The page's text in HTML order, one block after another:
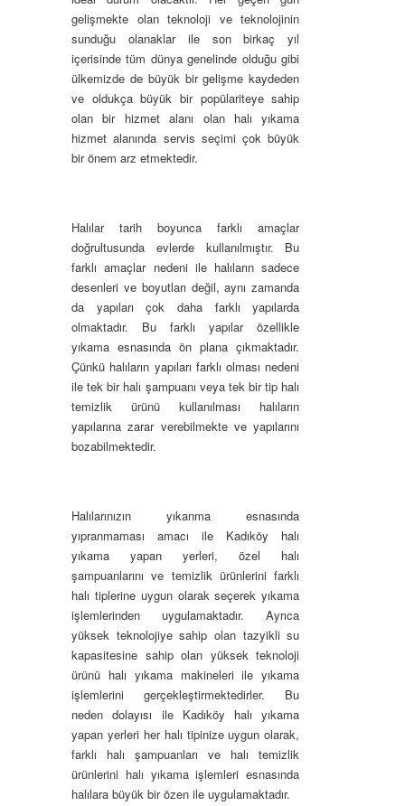
gelişmekte olan teknoloji ve teknolojinin
sunduğu olanaklar ile son birkaç yıl
içerisinde tüm dünya genelinde olduğu gibi
ülkemizde de büyük bir gelişme kaydeden
ve oldukça büyük bir popülariteye sahip
olan bir hizmet alanı olan halı yıkama
hizmet alanında servis seçimi çok büyük
bir önem arz etmektedir.
Halılar tarih boyunca farklı amaçlar
doğrultusunda evlerde kullanılmıştır. Bu
farklı amaçlar nedeni ile halıların sadece
desenleri ve boyutları değil, aynı zamanda
da yapıları çok daha farklı yapılarda
olmaktadır. Bu farklı yapılar özellikle
yıkama esnasında ön plana çıkmaktadır.
Çünkü halıların yapıları farklı olması nedeni
ile tek bir halı şampuanı veya tek bir tip halı
temizlik ürünü kullanılması halıların
yapılarına zarar verebilmekte ve yapılarını
bozabilmektedir.
Halılarınızın yıkanma esnasında
yıpranmaması amacı ile Kadıköy halı
yıkama yapan yerleri, özel halı
şampuanlarını ve temizlik ürünlerini farklı
halı tiplerine uygun olarak seçerek yıkama
işlemlerinden uygulamaktadır. Ayrıca
yüksek teknolojiye sahip olan tazyikli su
kapasitesine sahip olan yüksek teknoloji
ürünü halı yıkama makineleri ile yıkama
işlemlerini gerçekleştirmektedirler. Bu
neden dolayısı ile Kadıköy halı yıkama
yapan yerleri her halı tipinize uygun olarak,
farklı halı şampuanları ve halı temizlik
ürünlerini halı yıkama işlemleri esnasında
halılara büyük bir özen ile uygulamaktadır.